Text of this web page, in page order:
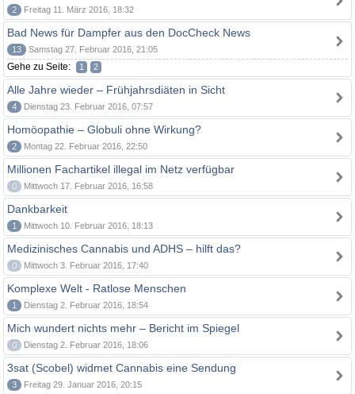
2 Freitag 11. März 2016, 18:32
Bad News für Dampfer aus den DocCheck News
13 Samstag 27. Februar 2016, 21:05
Gehe zu Seite: 1 2
Alle Jahre wieder – Frühjahrsdiäten in Sicht
4 Dienstag 23. Februar 2016, 07:57
Homöopathie – Globuli ohne Wirkung?
2 Montag 22. Februar 2016, 22:50
Millionen Fachartikel illegal im Netz verfügbar
0 Mittwoch 17. Februar 2016, 16:58
Dankbarkeit
1 Mittwoch 10. Februar 2016, 18:13
Medizinisches Cannabis und ADHS – hilft das?
0 Mittwoch 3. Februar 2016, 17:40
Komplexe Welt - Ratlose Menschen
1 Dienstag 2. Februar 2016, 18:54
Mich wundert nichts mehr – Bericht im Spiegel
0 Dienstag 2. Februar 2016, 18:06
3sat (Scobel) widmet Cannabis eine Sendung
3 Freitag 29. Januar 2016, 20:15